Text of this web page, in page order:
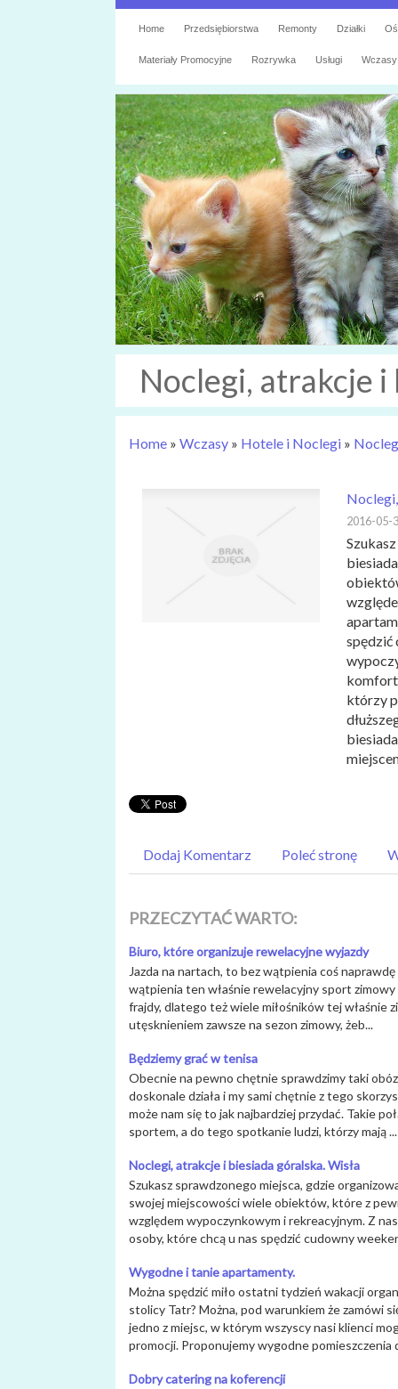
Home Przedsiębiorstwa Remonty Działki
Materiały Promocyjne Rozrywka Usługi Wczasy
Noclegi, atrakcje i
Home » Wczasy » Hotele i Noclegi »
2016-05-
spędzić
którzy
Dodaj Komentarz Poleć stronę
PRZECZYTAĆ WARTO:
Biuro, które organizuje rewelacyjne wyjazdy
Jazda na nartach, to bez wątpienia coś
wątpienia ten właśnie rewelacyjny sport
frajdy, dlatego też wiele miłośników tej właśnie
utęsknieniem zawsze na sezon zimowy, żeb...
Będziemy grać w tenisa
Obecnie na pewno chętnie sprawdzimy taki
doskonale działa i my sami chętnie z tego
może nam się to jak najbardziej przydać. Takie
sportem, a do tego spotkanie ludzi, którzy mają ...
Noclegi, atrakcje i biesiada góralska. Wisła
Szukasz sprawdzonego miejsca, gdzie
swojej miejscowości wiele obiektów, które z
względem wypoczynkowym i rekreacyjnym. Z
osoby, które chcą u nas spędzić cudowny
Wygodne i tanie apartamenty.
Można spędzić miło ostatni tydzień wakacji
stolicy Tatr? Można, pod warunkiem że zamówi
jedno z miejsc, w którym wszyscy nasi klienci
promocji. Proponujemy wygodne pomieszczenia
Dobry catering na koferencji